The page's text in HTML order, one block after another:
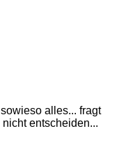
alles... fragt
entscheiden...